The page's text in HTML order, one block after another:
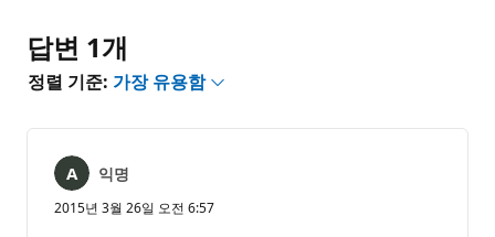
음
답변 1개
정렬 기준: 가장 유용함
익명
2015년 3월 26일 오전 6:57